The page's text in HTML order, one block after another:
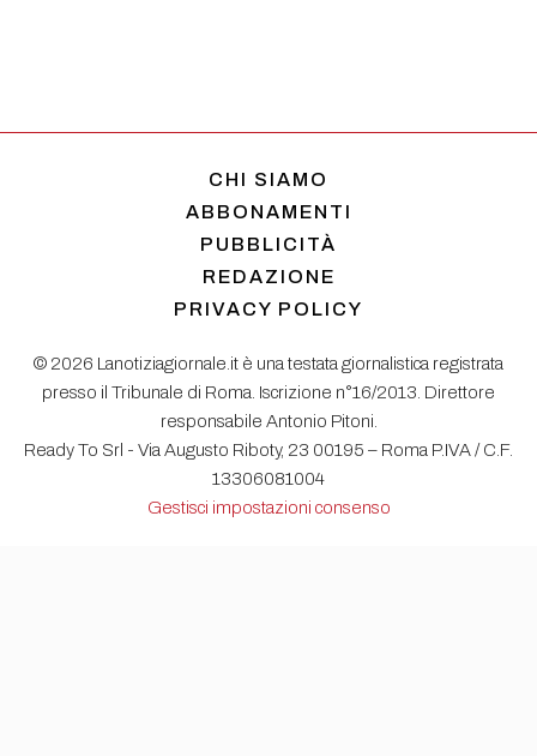
CHI SIAMO
ABBONAMENTI
PUBBLICITÀ
REDAZIONE
PRIVACY POLICY
© 2026 Lanotiziagiornale.it è una testata giornalistica registrata
presso il Tribunale di Roma. Iscrizione n°16/2013. Direttore
responsabile Antonio Pitoni.
Ready To Srl - Via Augusto Riboty, 23 00195 – Roma P.IVA / C.F.
13306081004
Gestisci impostazioni consenso